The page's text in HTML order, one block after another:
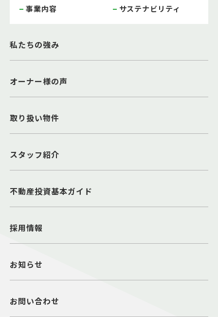
事業内容
サステナビリティ
私たちの強み
オーナー様の声
取り扱い物件
スタッフ紹介
不動産投資基本ガイド
採用情報
お知らせ
お問い合わせ